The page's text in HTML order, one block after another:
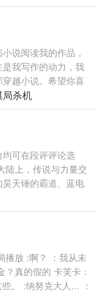
说阅读我的作品，
我写作的动力，我
越小说。希望你喜
杀机
可在段评评论选
陆上，传说与力量交
天锤的霸道、蓝电
，以及那传承自神
在这波澜壮阔的时
正悄然燃起，试图
，曾只是炽火学院
，命运的轨迹在他
转。暗金色的火
含着神秘莫测的“寂
赋予了焱铭超越同
播放 :啊？ ：我从未
真的假的 卡芙卡：
。 :纳努克大人... ：